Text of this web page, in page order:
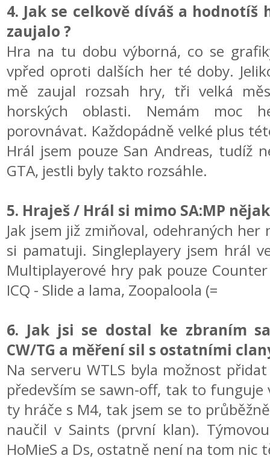
4. Jak se celkově díváš a hodnotíš
zaujalo ?
Hra na tu dobu výborná, co se
vpřed oproti dalších her té doby.
mě zaujal rozsah hry, tři velká
horských oblasti. Nemám moc
porovnávat. Každopádně velké plus
Hrál jsem pouze San Andreas, tudíž
GTA, jestli byly takto rozsáhle.
5. Hraješ / Hrál si mimo SA:MP
Jak jsem již zmiňoval, odehraných
si pamatuji. Singleplayery jsem hrál
Multiplayerové hry pak pouze
ICQ - Slide a lama, Zoopaloola (=
6. Jak jsi se dostal ke zbraním
CW/TG a měření sil s ostatními
Na serveru WTLS byla možnost
především se sawn-off, tak to
ty hráče s M4, tak jsem se to
naučil v Saints (první klan).
HoMieS a Ds, ostatně není na tom nic